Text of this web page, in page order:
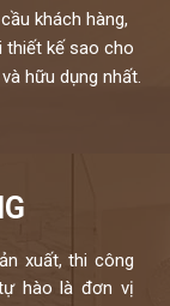
kỹ lưỡng theo
0972101656 -
khách hàng,
thiết kế sao cho
hữu dụng nhất.
xuất, thi công
hào là đơn vị